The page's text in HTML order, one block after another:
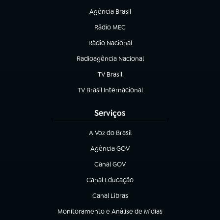
Agência Brasil
(abre em nova aba)
Rádio MEC
(abre em nova aba)
Rádio Nacional
Radioagência Nacional
(abre em nova aba)
TV Brasil
(abre em nova aba)
TV Brasil Internacional
(abre em nova aba)
Serviços
A Voz do Brasil
(abre em nova aba)
Agência GOV
(abre em nova aba)
Canal GOV
(abre em nova aba)
Canal Educação
(abre em nova aba)
Canal Libras
(abre em nova aba)
Monitoramento e Análise de Mídias
(abre em nova aba)